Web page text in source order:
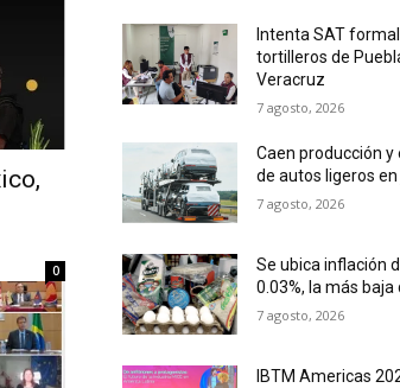
0
Intenta SAT
tortilleros de
Veracruz
7 agosto, 2026
Caen producción y
de autos ligeros en
7 agosto, 2026
Se ubica inflación
0.03%, la más baja
7 agosto, 2026
IBTM Americas